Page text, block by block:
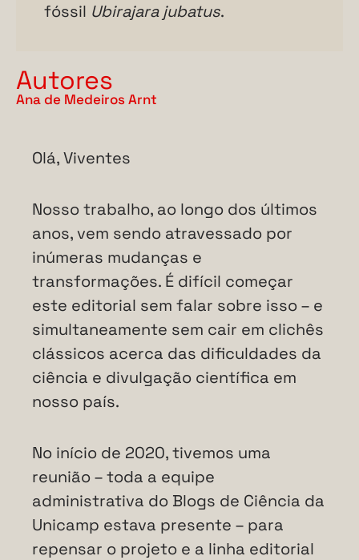
fóssil Ubirajara jubatus.
Autores
Ana de Medeiros Arnt
Olá, Viventes
Nosso trabalho, ao longo dos últimos
anos, vem sendo atravessado por
inúmeras mudanças e
transformações. É difícil começar
este editorial sem falar sobre isso – e
simultaneamente sem cair em clichês
clássicos acerca das dificuldades da
ciência e divulgação científica em
nosso país.
No início de 2020, tivemos uma
reunião – toda a equipe
administrativa do Blogs de Ciência da
Unicamp estava presente – para
repensar o projeto e a linha editorial